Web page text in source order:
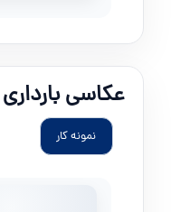
عکاسی بارداری
نمونه کار